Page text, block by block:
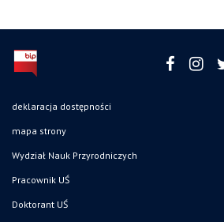
deklaracja dostępności
mapa strony
Wydział Nauk Przyrodniczych
Pracownik UŚ
Doktorant UŚ